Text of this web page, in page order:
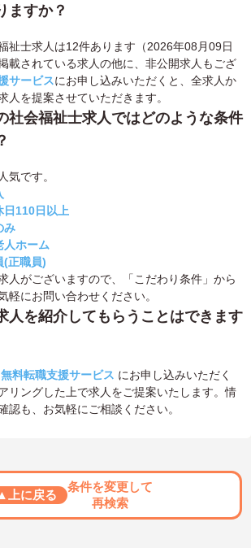
ますか？
祉士求人は12件あります（2026年08月09日
載されている求人の他に、非公開求人もござ
サービスにお申し込みいただくと、全求人か
人を提案させていただきます。
社会福祉士求人ではどのような条件
気です。
日110日以上
み
人ホーム
(正職員)
人がございますので、「こだわり条件」から
軽にお問い合わせください。
人を紹介してもらうことはできます
無料転職支援サービス にお申し込みいただく
リングした上で求人をご提案いたします。情
認も、お気軽にご相談ください。
上に戻る
条件を変更して
再検索